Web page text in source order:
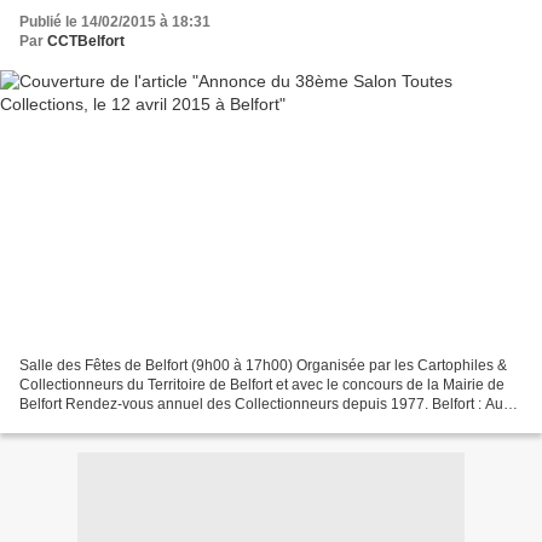
Publié le 14/02/2015 à 18:31
Par CCTBelfort
Salle des Fêtes de Belfort (9h00 à 17h00) Organisée par les Cartophiles &
Collectionneurs du Territoire de Belfort et avec le concours de la Mairie de
Belfort Rendez-vous annuel des Collectionneurs depuis 1977. Belfort : Au